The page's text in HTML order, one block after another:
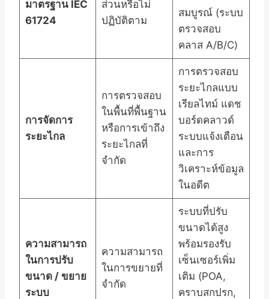
มาตรฐาน IEC
61724
ส่วนหรือไม่
ปฏิบัติตาม
สมบูรณ์ (ระบบ
ตรวจสอบ
คลาส A/B/C)
การจัดการ
ระยะไกล
การตรวจสอบ
ในพื้นที่พื้นฐาน
หรือการเข้าถึง
ระยะไกลที่
จำกัด
การตรวจสอบ
ระยะไกลแบบ
เรียลไทม์ แดช
บอร์ดคลาวด์
ระบบแจ้งเตือน
และการ
วิเคราะห์ข้อมูล
ในอดีต
ความสามารถ
ในการปรับ
ขนาด / ขยาย
ระบบ
ความสามารถ
ในการขยายที่
จำกัด
ระบบที่ปรับ
ขนาดได้สูง
พร้อมรองรับ
เซ็นเซอร์เพิ่ม
เติม (POA,
คราบสกปรก,